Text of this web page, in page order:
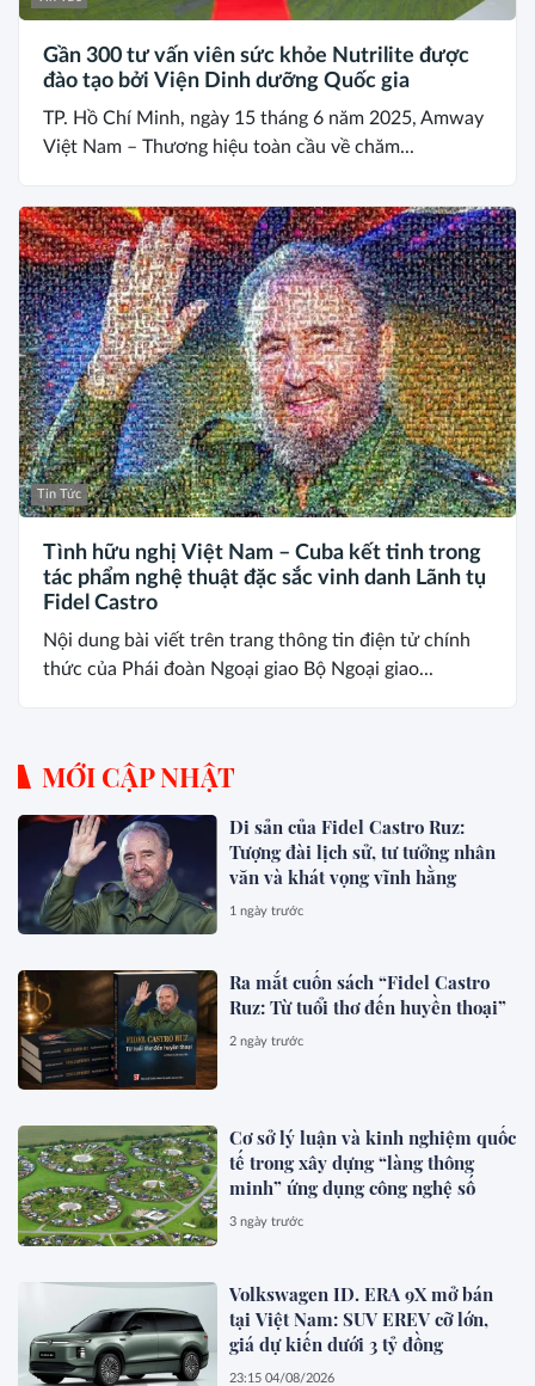
Gần 300 tư vấn viên sức khỏe Nutrilite được
đào tạo bởi Viện Dinh dưỡng Quốc gia
TP. Hồ Chí Minh, ngày 15 tháng 6 năm 2025, Amway
Việt Nam – Thương hiệu toàn cầu về chăm...
Tin Tức
Tình hữu nghị Việt Nam – Cuba kết tinh trong
tác phẩm nghệ thuật đặc sắc vinh danh Lãnh tụ
Fidel Castro
Nội dung bài viết trên trang thông tin điện tử chính
thức của Phái đoàn Ngoại giao Bộ Ngoại giao...
MỚI CẬP NHẬT
Di sản của Fidel Castro Ruz:
Tượng đài lịch sử, tư tưởng nhân
văn và khát vọng vĩnh hằng
1 ngày trước
Ra mắt cuốn sách “Fidel Castro
Ruz: Từ tuổi thơ đến huyền thoại”
2 ngày trước
Cơ sở lý luận và kinh nghiệm quốc
tế trong xây dựng “làng thông
minh” ứng dụng công nghệ số
3 ngày trước
Volkswagen ID. ERA 9X mở bán
tại Việt Nam: SUV EREV cỡ lớn,
giá dự kiến dưới 3 tỷ đồng
23:15 04/08/2026